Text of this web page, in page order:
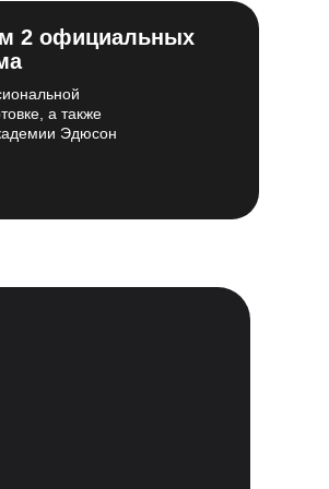
2 официальных
а также
Эдюсон